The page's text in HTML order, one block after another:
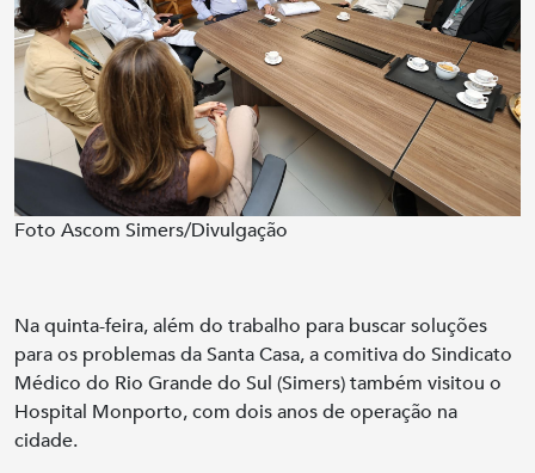
Foto Ascom Simers/Divulgação
Na quinta-feira, além do trabalho para buscar soluções
para os problemas da Santa Casa, a comitiva do Sindicato
Médico do Rio Grande do Sul (Simers) também visitou o
Hospital Monporto, com dois anos de operação na
cidade.